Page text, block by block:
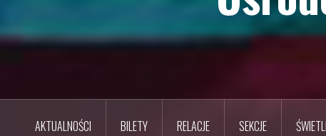
AKTUALNOŚCI BILETY RELACJE SEKCJE